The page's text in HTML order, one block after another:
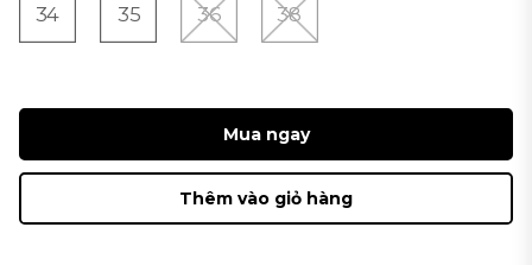
34 35 36 38
Mua ngay
Thêm vào giỏ hàng